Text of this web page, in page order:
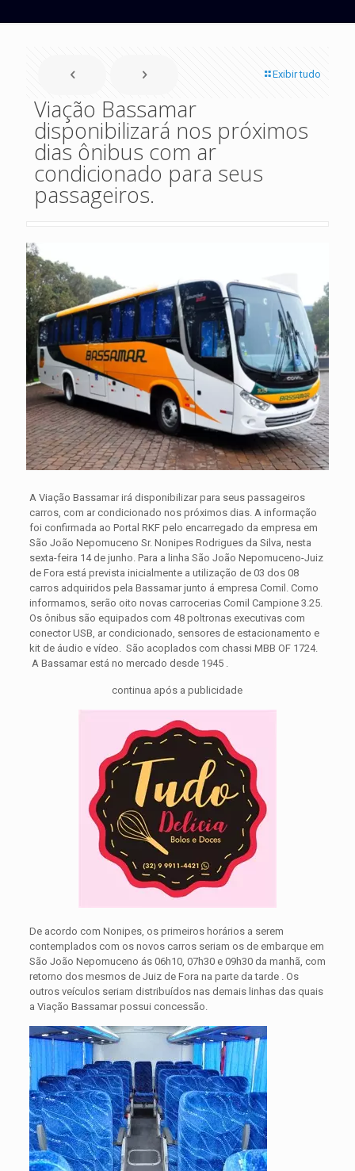
Exibir tudo
Viação Bassamar
disponibilizará nos próximos
dias ônibus com ar
condicionado para seus
passageiros.
A Viação Bassamar irá disponibilizar para seus passageiros
carros, com ar condicionado nos próximos dias. A informação
foi confirmada ao Portal RKF pelo encarregado da empresa em
São João Nepomuceno Sr. Nonipes Rodrigues da Silva, nesta
sexta-feira 14 de junho. Para a linha São João Nepomuceno-Juiz
de Fora está prevista inicialmente a utilização de 03 dos 08
carros adquiridos pela Bassamar junto á empresa Comil. Como
informamos, serão oito novas carrocerias Comil Campione 3.25.
Os ônibus são equipados com 48 poltronas executivas com
conector USB, ar condicionado, sensores de estacionamento e
kit de áudio e vídeo. São acoplados com chassi MBB OF 1724.
A Bassamar está no mercado desde 1945 .
continua após a publicidade
De acordo com Nonipes, os primeiros horários a serem
contemplados com os novos carros seriam os de embarque em
São João Nepomuceno ás 06h10, 07h30 e 09h30 da manhã, com
retorno dos mesmos de Juiz de Fora na parte da tarde . Os
outros veículos seriam distribuídos nas demais linhas das quais
a Viação Bassamar possui concessão.